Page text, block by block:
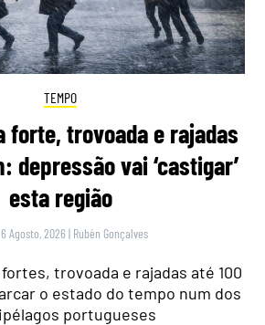
TEMPO
forte, trovoada e rajadas
depressão vai ‘castigar’
esta região
Agosto, 2026 | Rubén Gonçalves
trovoada e rajadas até 100
o estado do tempo num dos
portugueses